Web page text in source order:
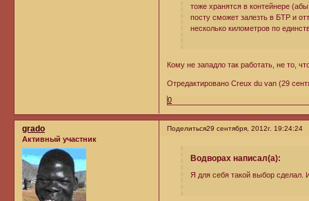
тоже хранятся в контейнере
посту сможет залезть в БТР и
несколько километров по
Кому не западло так работать, не то,
Отредактировано Creux du van (29
0
Поделиться29 сентября, 2012г. 19:24:24
grado
Активный участник
Водворах написал(а):
Я для себя такой выбор сделал.